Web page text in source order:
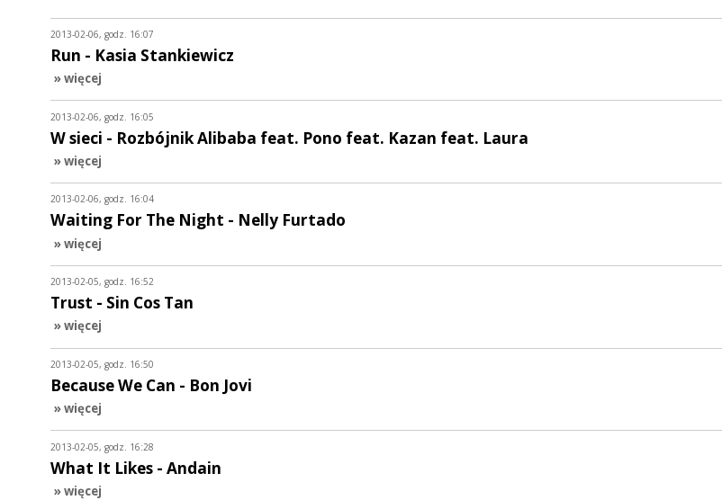
2013-02-06, godz. 16:07
Run - Kasia Stankiewicz
» więcej
2013-02-06, godz. 16:05
W sieci - Rozbójnik Alibaba feat. Pono feat. Kazan feat. Laura
» więcej
2013-02-06, godz. 16:04
Waiting For The Night - Nelly Furtado
» więcej
2013-02-05, godz. 16:52
Trust - Sin Cos Tan
» więcej
2013-02-05, godz. 16:50
Because We Can - Bon Jovi
» więcej
2013-02-05, godz. 16:28
What It Likes - Andain
» więcej